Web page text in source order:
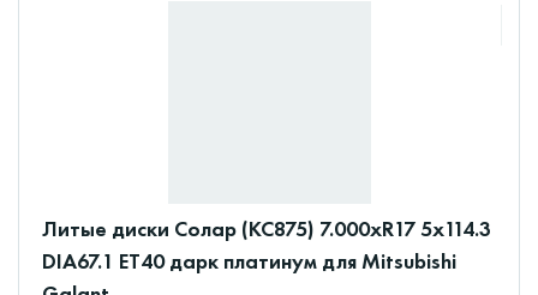
Литые диски Солар (КС875) 7.000xR17 5x114.3
DIA67.1 ET40 дарк платинум для Mitsubishi